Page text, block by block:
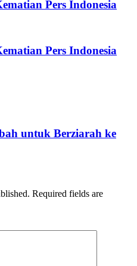
Pers Indonesia
Pers Indonesia
untuk Berziarah ke
Required fields are